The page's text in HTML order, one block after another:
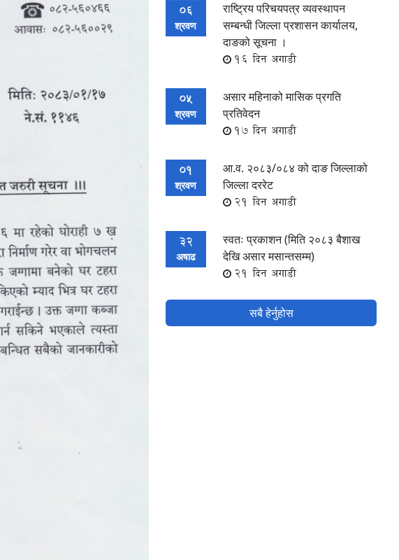
06
श्रवण
राष्ट्रिय परिचयपत्र व्यवस्थापन
सम्बन्धी जिल्ला प्रशासन कार्यालय,
दाङको सूचना ।
16 दिन अगाडी
05
श्रवण
असार महिनाको मासिक प्रगति
प्रतिवेदन
17 दिन अगाडी
01
श्रवण
आ.व. २०८३/०८४ को दाङ जिल्लाको
जिल्ला दररेट
21 दिन अगाडी
32
अषाढ
स्वतः प्रकाशन (मिति २०८३ बैशाख
देखि असार मसान्तसम्म)
21 दिन अगाडी
सबै हेर्नुहोस